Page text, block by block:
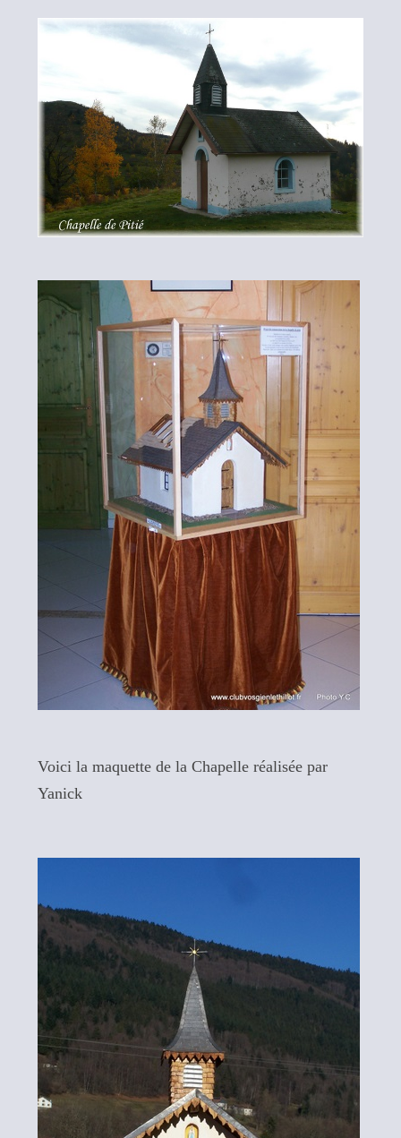
Voici la maquette de la Chapelle réalisée par
Yanick